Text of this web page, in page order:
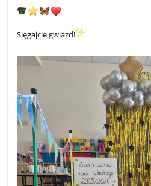
Mark
:
Sięgajcie gwiazd!